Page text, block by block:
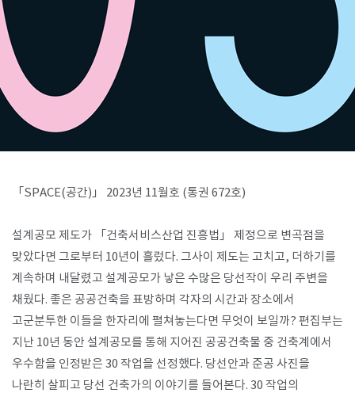
「SPACE(공간)」 2023년 11월호 (통권 672호)
​설계공모 제도가 「건축서비스산업 진흥법」 제정으로 변곡점을
맞았다면 그로부터 10년이 흘렀다. 그사이 제도는 고치고, 더하기를
계속하며 내달렸고 설계공모가 낳은 수많은 당선작이 우리 주변을
채웠다. 좋은 공공건축을 표방하며 각자의 시간과 장소에서
고군분투한 이들을 한자리에 펼쳐놓는다면 무엇이 보일까? 편집부는
지난 10년 동안 설계공모를 통해 지어진 공공건축물 중 건축계에서
우수함을 인정받은 30 작업을 선정했다. 당선안과 준공 사진을
나란히 살피고 당선 건축가의 이야기를 들어본다. 30 작업의